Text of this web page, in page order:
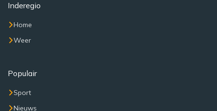
Inderegio
Home
Weer
Populair
Sport
Nieuws